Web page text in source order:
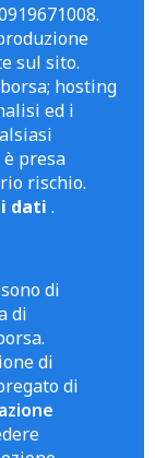
sul sito.
hosting
ed i
presa
rischio.
dati .
di
di
di
di